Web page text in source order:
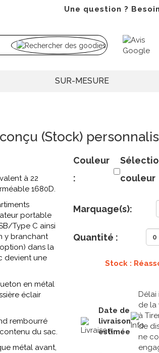
Une question ?
SUR-MESURE
(Stock)
à 22
1680D.
portable
Type C ainsi
y branchant
dans la
devient une
en métal
éclair
rembourré
du sac.
métal avant,
Couleur
:
couleur
Marquage(s):
Quantité :
Stock :
Date de
livraison
estimée
de la
à
de
ne